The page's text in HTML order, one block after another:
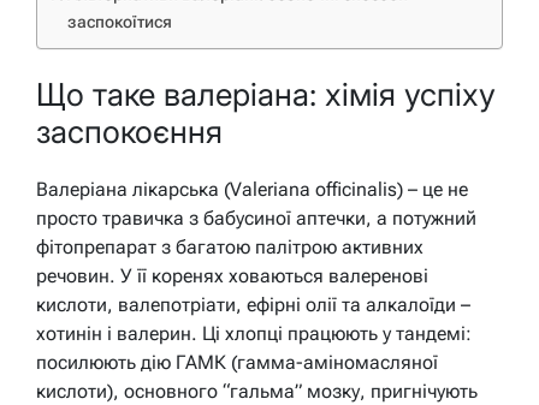
заспокоїтися
Що таке валеріана: хімія успіху
заспокоєння
Валеріана лікарська (Valeriana officinalis) – це не
просто травичка з бабусиної аптечки, а потужний
фітопрепарат з багатою палітрою активних
речовин. У її коренях ховаються валеренові
кислоти, валепотріати, ефірні олії та алкалоїди –
хотинін і валерин. Ці хлопці працюють у тандемі:
посилюють дію ГАМК (гамма-аміномасляної
кислоти), основного “гальма” мозку, пригнічують